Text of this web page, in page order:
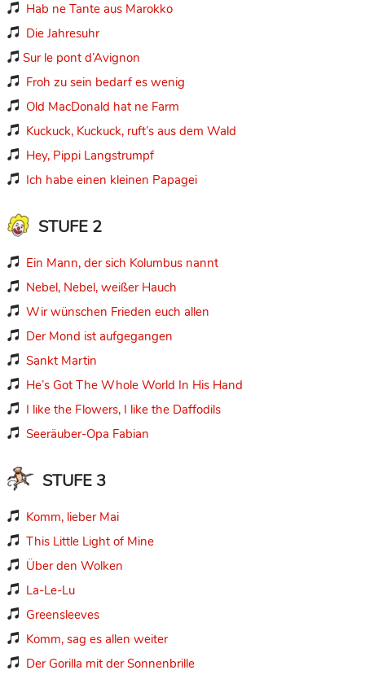
 Hab ne Tante aus Marokko
 Die Jahresuhr
 Sur le pont d’Avignon
 Froh zu sein bedarf es wenig
 Old MacDonald hat ne Farm
 Kuckuck, Kuckuck, ruft’s aus dem Wald
 Hey, Pippi Langstrumpf
 Ich habe einen kleinen Papagei
STUFE 2
 Ein Mann, der sich Kolumbus nannt
 Nebel, Nebel, weißer Hauch
 Wir wünschen Frieden euch allen
 Der Mond ist aufgegangen
 Sankt Martin
 He’s Got The Whole World In His Hand
 I like the Flowers, I like the Daffodils
 Seeräuber-Opa Fabian
STUFE 3
 Komm, lieber Mai
 This Little Light of Mine
 Über den Wolken
 La-Le-Lu
 Greensleeves
 Komm, sag es allen weiter
 Der Gorilla mit der Sonnenbrille